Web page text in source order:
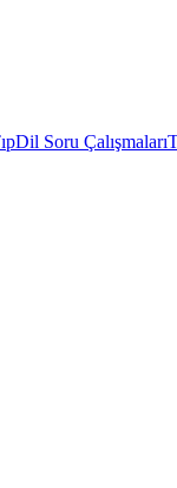
Soru Çalışmaları